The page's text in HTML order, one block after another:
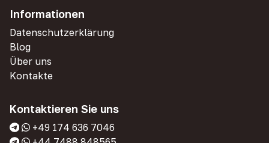
Informationen
Datenschutzerklärung
Blog
Über uns
Kontakte
Kontaktieren Sie uns
+49 174 636 7046